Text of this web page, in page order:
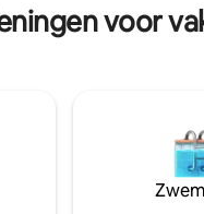
Spring op een
en je bent binnen
Gezinnen genieten van
een paviljoen en
naar het strand. Voor
volg ons
voor